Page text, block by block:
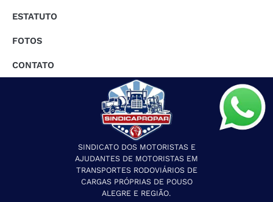
ESTATUTO
FOTOS
CONTATO
SINDICATO DOS MOTORISTAS E
AJUDANTES DE MOTORISTAS EM
TRANSPORTES RODOVIÁRIOS DE
CARGAS PRÓPRIAS DE POUSO
ALEGRE E REGIÃO.